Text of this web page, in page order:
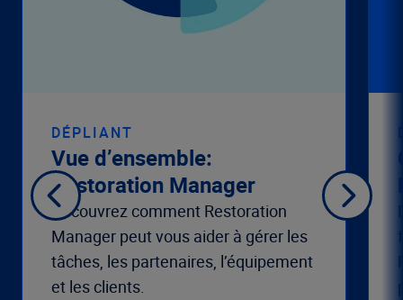
DÉPLIANT
Vue d’ensemble:
Restoration Manager
Découvrez comment Restoration
Manager peut vous aider à gérer les
tâches, les partenaires, l’équipement
et les clients.